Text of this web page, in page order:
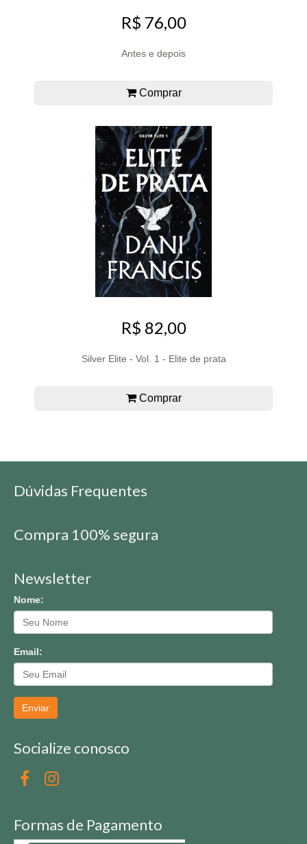
R$ 76,00
Antes e depois
Comprar
R$ 82,00
Silver Elite - Vol. 1 - Elite de prata
Comprar
Dúvidas Frequentes
Compra 100% segura
Newsletter
Nome:
Email:
Enviar
Socialize conosco
Formas de Pagamento